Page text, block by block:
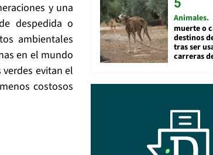
y una
despedida o
ambientales
en el mundo
evitan el
costosos
Animales
muerte o
destinos
tras ser
carreras